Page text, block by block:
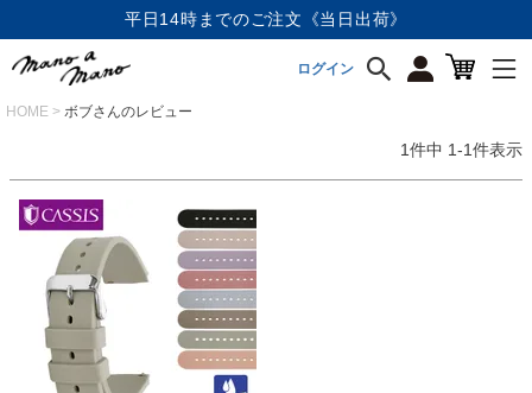
平日14時までのご注文《当日出荷》
ログイン
HOME ボブさんのレビュー
1件中 1-1件表示